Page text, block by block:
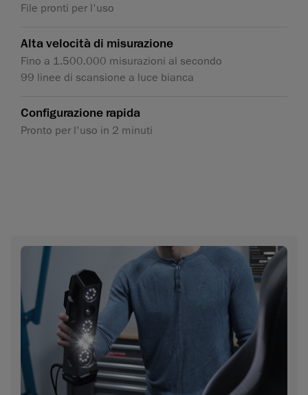
File pronti per l'uso
Alta velocità di misurazione
Fino a 1.500.000 misurazioni al secondo
99 linee di scansione a luce bianca
Configurazione rapida
Pronto per l'uso in 2 minuti